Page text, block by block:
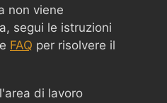
non viene
segui le istruzioni
FAQ per risolvere il
di lavoro